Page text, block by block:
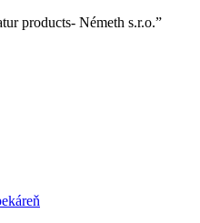
products- Németh s.r.o.”